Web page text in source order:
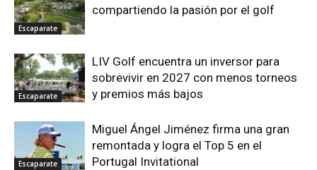
Escaparate
compartiendo la pasión por el golf
Escaparate
LIV Golf encuentra un inversor para
sobrevivir en 2027 con menos torneos
y premios más bajos
Escaparate
Miguel Ángel Jiménez firma una gran
remontada y logra el Top 5 en el
Portugal Invitational